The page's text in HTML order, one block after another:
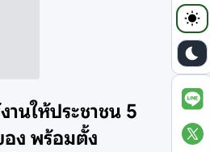
นให้ประชาชน 5
ง พร้อมตั้ง